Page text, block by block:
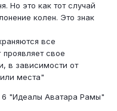
Но это как тот случай
колен. Это знак
все
свое
в зависимости от
места"
6 "Идеалы Аватара Рамы"